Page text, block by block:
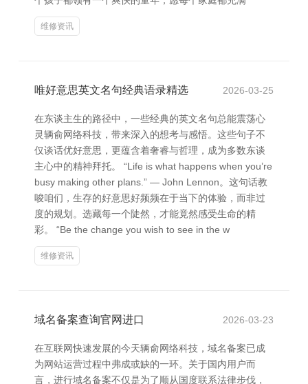
维修资讯
唯好意思英文名句经典语录精选 2026-03-25
在东谈主生的路径中，一些经典的英文名句总能震荡心
灵辆俞网络科技，带来深入的想考与感悟。这些句子不
仅谈话优好意思，更蕴含着奢睿与哲理，成为多数东谈
主心中的精神拜托。 “Life is what happens when you’re
busy making other plans.” — John Lennon。这句话教
唆咱们，生存的好意思好频频在于当下的体验，而非过
度的规划。选藏每一个陡然，才能竟然感受生命的精
彩。 “Be the change you wish to see in the w
维修资讯
域名备案查询官网进口 2026-03-23
在互联网快速发展的今天辆俞网络科技，域名备案已成
为网站运营过程中弗成或缺的一环。关于国内用户而
言，进行域名备案不仅是为了顺从国度联系法律步伐，